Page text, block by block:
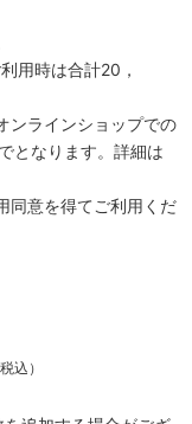
用時は合計20，
ンラインショップでの
となります。詳細は
同意を得てご利用くだ
税込）